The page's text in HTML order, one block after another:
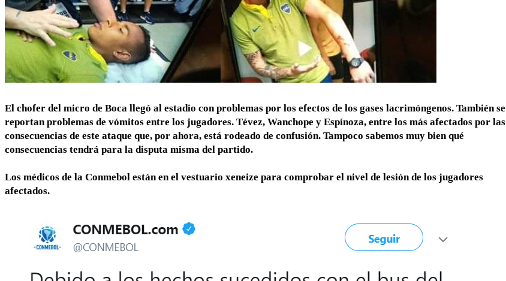
El chofer del micro de Boca llegó al estadio con problemas por los efectos de los gases lacrimóngenos. También se
reportan problemas de vómitos entre los jugadores. Tévez, Wanchope y Espínoza, entre los más afectados por las
consecuencias de este ataque que, por ahora, está rodeado de confusión. Tampoco sabemos muy bien qué
consecuencias tendrá para la disputa misma del partido.
Los médicos de la Conmebol están en el vestuario xeneize para comprobar el nivel de lesión de los jugadores
afectados.